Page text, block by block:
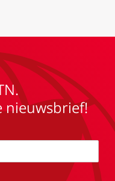
nieuwsbrief!